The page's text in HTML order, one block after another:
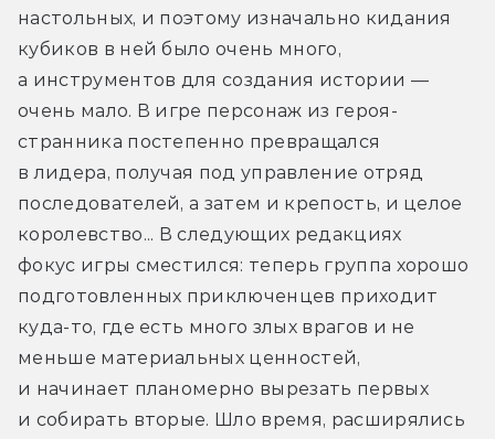
настольных, и поэтому изначально кидания
кубиков в ней было очень много,
а инструментов для создания истории —
очень мало. В игре персонаж из героя-
странника постепенно превращался
в лидера, получая под управление отряд
последователей, а затем и крепость, и целое
королевство... В следующих редакциях
фокус игры сместился: теперь группа хорошо
подготовленных приключенцев приходит
куда-то, где есть много злых врагов и не
меньше материальных ценностей,
и начинает планомерно вырезать первых
и собирать вторые. Шло время, расширялись